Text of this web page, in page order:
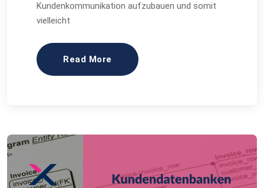
Kundenkommunikation aufzubauen und somit
vielleicht
Read More